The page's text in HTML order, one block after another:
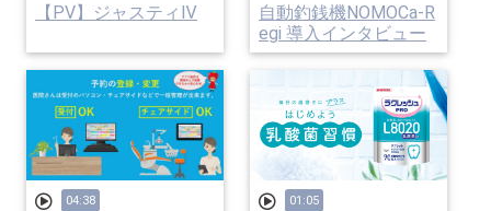
【PV】ジャスティⅣ
自動釣銭機NOMOCa-R
egi 導入インタビュー
04:38 01:05